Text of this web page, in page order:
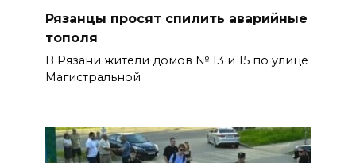
Рязанцы просят спилить аварийные
тополя
В Рязани жители домов № 13 и 15 по улице
Магистральной